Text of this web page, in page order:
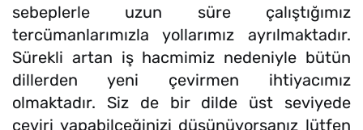
sebeplerle uzun süre çalıştığımız
tercümanlarımızla yollarımız ayrılmaktadır.
Sürekli artan iş hacmimiz nedeniyle bütün
dillerden yeni çevirmen ihtiyacımız
olmaktadır. Siz de bir dilde üst seviyede
çeviri yapabilceğinizi düşünüyorsanız lütfen